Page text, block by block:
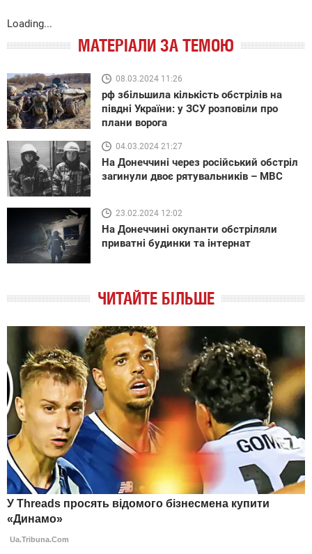
Loading...
МАТЕРІАЛИ ЗА ТЕМОЮ
08.03.2024 11:26
рф збільшила кількість обстрілів на
півдні України: у ЗСУ розповіли про
плани ворога
04.03.2024 21:27
На Донеччині через російський обстріл
загинули двоє рятувальників – МВС
23.02.2024 12:02
На Донеччині окупанти обстріляли
приватні будинки та інтернат
ЧИТАЙТЕ БІЛЬШЕ